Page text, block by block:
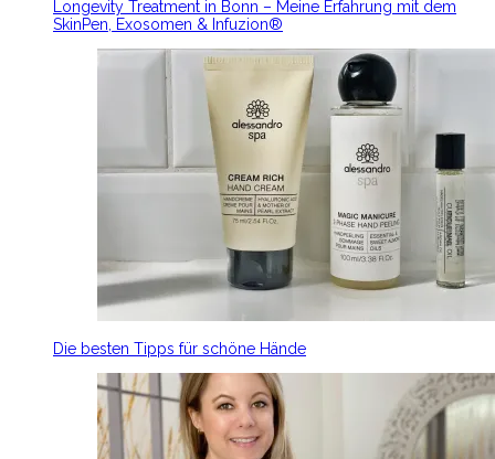
Longevity Treatment in Bonn – Meine Erfahrung mit dem
SkinPen, Exosomen & Infuzion®
Die besten Tipps für schöne Hände